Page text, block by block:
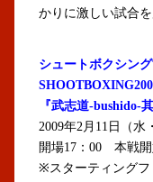
かりに激しい試合
シュートボクシン
『武志道-bushido-
2009年2月11日（
開場17：00 本戦開
※スターティングフ